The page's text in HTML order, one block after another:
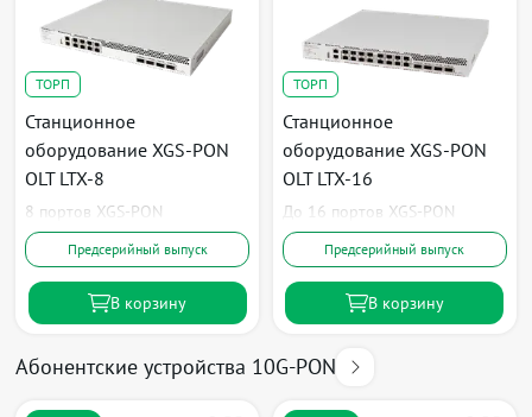
ТОРП
Станционное
оборудование XGS-PON
OLT LTX-8
8 портов XGS-PON
Предсерийный выпуск
В корзину
ТОРП
Станционное
оборудование XGS-PON
OLT LTX-16
До 16 портов XGS-PON
Предсерийный выпуск
В корзину
Абонентские устройства 10G-PON